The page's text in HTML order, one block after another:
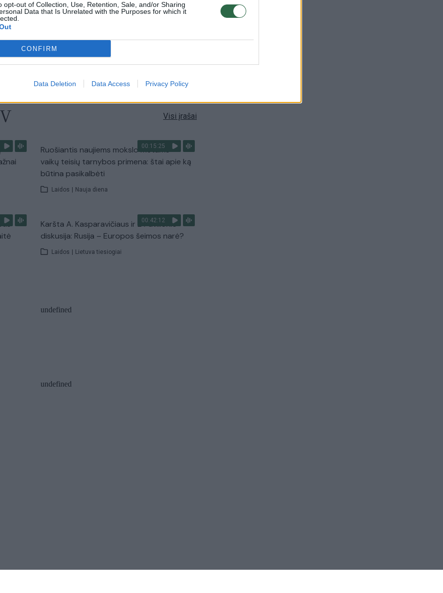
opt-out of Collection, Use, Retention, Sale, and/or Sharing
Data that Is Unrelated with the Purposes for which it
CONFIRM
Data Deletion Data Access Privacy Policy
vaikų teisių tarnybos primena: štai apie ką
būtina pasikalbėti
Visi įrašai
00:15:25
Ruošiantis naujiems mokslo metams –
vaikų teisių tarnybos primena: štai apie ką
būtina pasikalbėti
Laidos | Nauja diena
00:42:12
Karšta A. Kasparavičiaus ir Ž Pavilionio
diskusija: Rusija – Europos šeimos narė?
Laidos | Lietuva tiesiogiai